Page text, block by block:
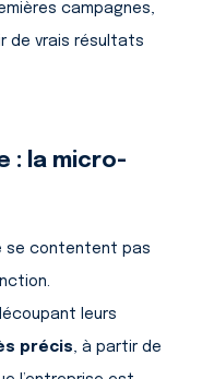
campagnes,
de vrais résultats
: la micro-
se contentent pas
leurs
précis, à partir de